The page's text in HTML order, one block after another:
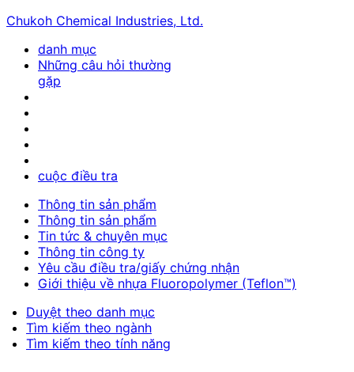
Chukoh Chemical Industries, Ltd.
danh mục
Những câu hỏi thường
gặp
cuộc điều tra
Thông tin sản phẩm
Thông tin sản phẩm
Tin tức & chuyên mục
Thông tin công ty
Yêu cầu điều tra/giấy chứng nhận
Giới thiệu về nhựa Fluoropolymer (Teflon™)
Duyệt theo danh mục
Tìm kiếm theo ngành
Tìm kiếm theo tính năng